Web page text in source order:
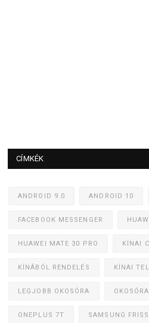
CÍMKÉK
ANDROID 9.0 ANDROID 10
FACEBOOK MESSENGER
HUAWEI MATE 30 PRO KÍNAI
KÍNÁBÓL RENDELÉS KÍNAI
LEGJOBB OKOSÓRA OKOSÓRA
ONEPLUS 7T SAMSUNG